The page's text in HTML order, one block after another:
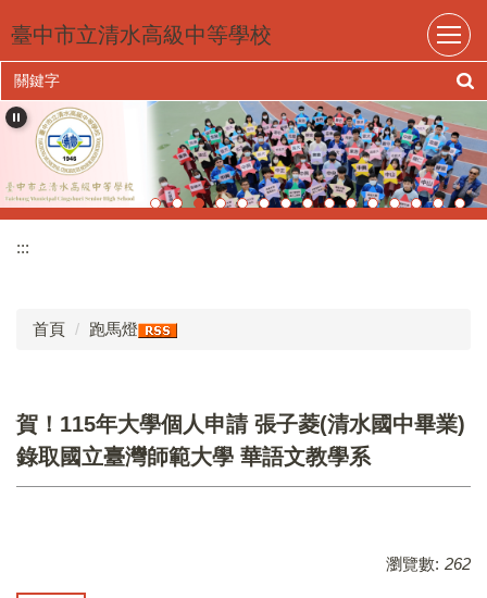
到
主
要
內
容
臺中市立清水高級中等學校
:::
首頁 跑馬燈
賀！115年大學個人申請 張子菱(清水國中畢業)
錄取國立臺灣師範大學 華語文教學系
瀏覽數: 262